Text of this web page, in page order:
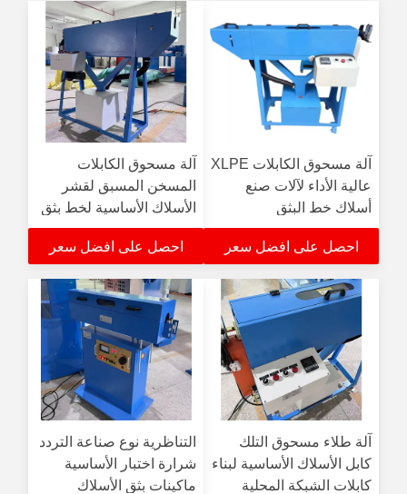
آلة مسحوق الكابلات XLPE
عالية الأداء لآلات صنع
أسلاك خط البثق
احصل على افضل سعر
آلة مسحوق الكابلات
المسخن المسبق لقشر
الأسلاك الأساسية لخط بثق
PE
احصل على افضل سعر
آلة طلاء مسحوق التلك
كابل الأسلاك الأساسية لبناء
كابلات الشبكة المحلية
التناظرية نوع صناعة التردد
شرارة اختبار الأساسية
ماكينات بثق الأسلاك